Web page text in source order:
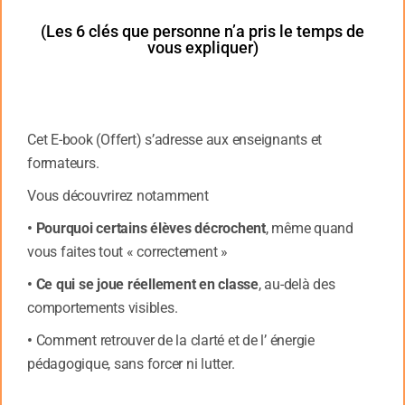
En sophrologie, on utilisera : la respiration pour se
calmer, la prise de conscience de la position du corps
Le stress d’un enfant peut perturber sa
concentration, ou sa capacité à
mémoriser.
Apprendre est une chose, et vous pouvez y passer
avec votre enfant un temps important. Mais tout ceci
restituer ou à réutiliser ce qu’il a appris.
Or, certains parents sont effarés de constater que,
qu’un piètre résultat – ou termine un contrôle en
(Les 6 clés que personne n’a pris le temps de
vous expliquer)
Cet E-book (Offert) s’adresse aux enseignants et
formateurs.
Vous découvrirez notamment
• Pourquoi certains élèves décrochent, même quand
vous faites tout « correctement »
• Ce qui se joue réellement en classe, au-delà des
comportements visibles.
• Comment retrouver de la clarté et de l’ énergie
pédagogique, sans forcer ni lutter.